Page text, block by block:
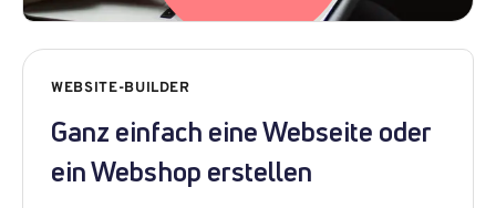
WEBSITE-BUILDER
Ganz einfach eine Webseite oder
ein Webshop erstellen